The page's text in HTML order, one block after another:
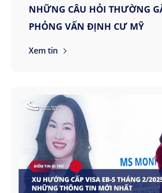
NHỮNG CÂU HỎI THƯỜNG
PHỎNG VẤN ĐỊNH CƯ MỸ
Xem tin